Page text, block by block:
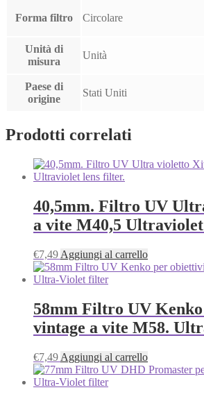
Forma filtro Circolare
Unità di
misura
Unità
Paese di
origine
Stati Uniti
Prodotti correlati
40,5mm. Filtro UV
a vite M40,5
€7,49 Aggiungi al carrello
58mm Filtro UV
vintage a vite M58.
€7,49 Aggiungi al carrello